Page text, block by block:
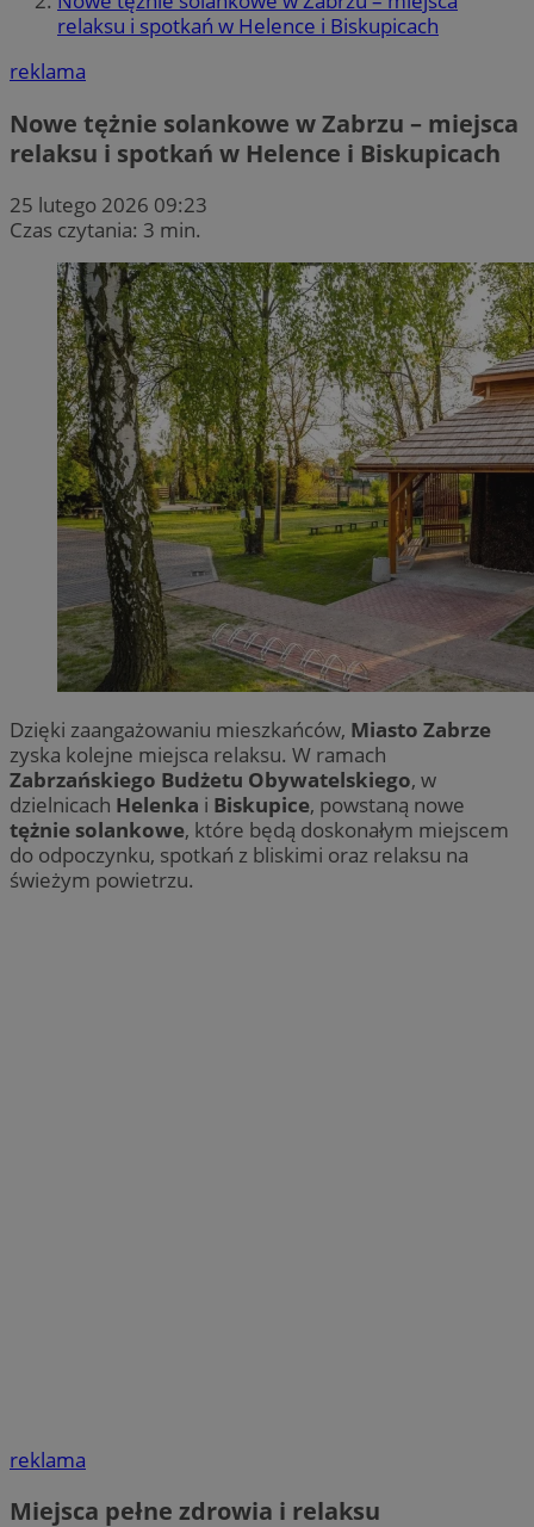
relaksu i spotkań w Helence i Biskupicach
reklama
Nowe tężnie solankowe w Zabrzu – miejsca
relaksu i spotkań w Helence i Biskupicach
25 lutego 2026 09:23
Czas czytania: 3 min.
Dzięki zaangażowaniu mieszkańców, Miasto Zabrze
zyska kolejne miejsca relaksu. W ramach
Zabrzańskiego Budżetu Obywatelskiego, w
dzielnicach Helenka i Biskupice, powstaną nowe
tężnie solankowe, które będą doskonałym miejscem
do odpoczynku, spotkań z bliskimi oraz relaksu na
świeżym powietrzu.
reklama
Miejsca pełne zdrowia i relaksu